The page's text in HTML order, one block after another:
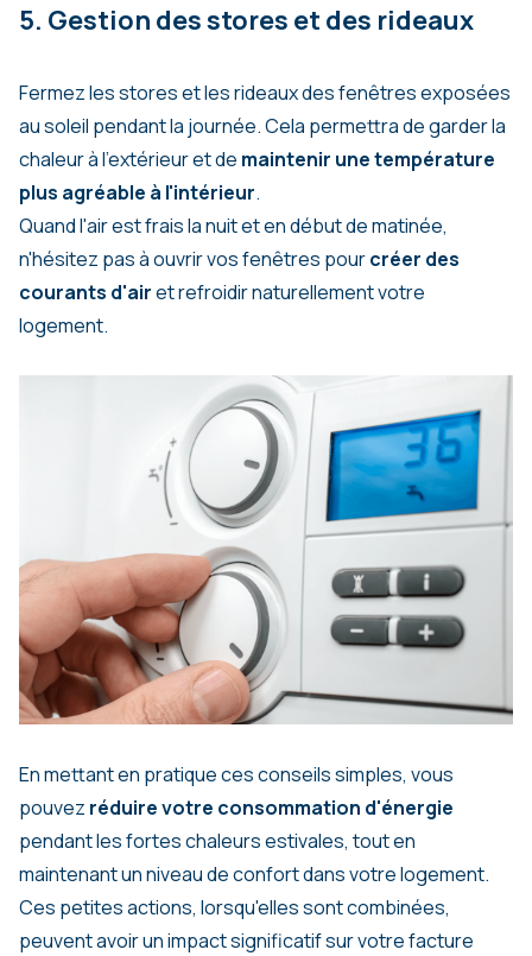
5. Gestion des stores et des rideaux
Fermez les stores et les rideaux des fenêtres exposées
au soleil pendant la journée. Cela permettra de garder la
chaleur à l'extérieur et de maintenir une température
plus agréable à l'intérieur.
Quand l'air est frais la nuit et en début de matinée,
n'hésitez pas à ouvrir vos fenêtres pourcréer des
courants d'airet refroidir naturellement votre
logement.
En mettant en pratique ces conseils simples, vous
pouvez réduire votre consommation d'énergie
pendant les fortes chaleurs estivales, tout en
maintenant un niveau de confort dans votre logement.
Ces petites actions, lorsqu'elles sont combinées,
peuvent avoir un impact significatif sur votre facture